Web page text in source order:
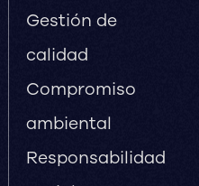
Gestión de
calidad
Compromiso
ambiental
Responsabilidad